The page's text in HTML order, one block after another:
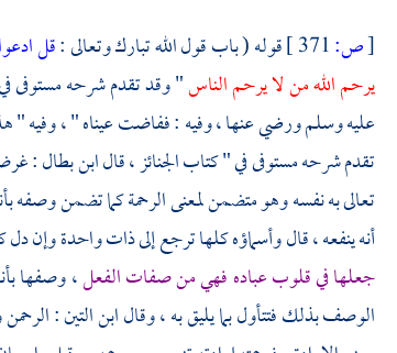
[ص: قوله ( باب قول الله ‌تبارك وتعالى :قل
يرحم الله من لا يرحم الناس" وقد تقدم شرحه
عليه وسلم ورضي عنها ، وفيه : ففاضت عيناه " ، وفيه "
تقدم شرحه مستوفى في " كتاب الجنائز ، قالابن بطال:
تعالى به نفسه وهو متضمن لمعنى الرحمة كما تضمن وصفه
أنه ينفعه ، قال وأسماؤه كلها ترجع إلى ذات واحدة وإن
جعلها في قلوب عباده فهي من صفات الفعل، وصفها
الوصف بذلك فتتأول بما يليق به ، وقالابن التين: